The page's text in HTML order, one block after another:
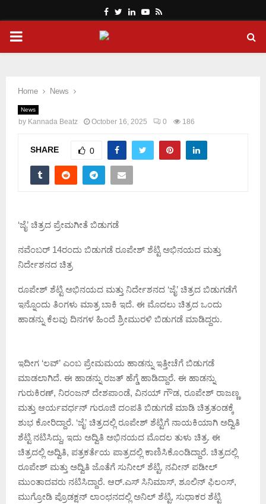
Facebook
Twitter
LinkedinYoutube
Rss
PRIMARY
Home News
News
by Kannada Beatz October 16, 2025 0 186
SHARE 0
‘ಜೈ’ ಚಿತ್ರದ ಪ್ರೇಮಗೀತೆ ಬಿಡುಗಡೆ
ನವೆಂಬರ್ 14ರಂದು ಬಿಡುಗಡೆ ರೂಪೇಶ್‍ ಶೆಟ್ಟಿ ಅಭಿನಯದ ಮತ್ತು
ನಿರ್ದೇಶನದ ಚಿತ್ರ
ರೂಪೇಶ್‍ ಶೆಟ್ಟಿ ಅಭಿನಯದ ಮತ್ತು ನಿರ್ದೇಶನದ ‘ಜೈ’ ಚಿತ್ರದ ಬಿಡುಗಡೆಗೆ
ಇನ್ನೊಂದು ತಿಂಗಳು ಮಾತ್ರ ಬಾಕಿ ಇದೆ. ಈ ಮೊದಲು ಚಿತ್ರದ ಒಂದು
ಹಾಡನ್ನು ಕೆಲವು ದಿನಗಳ ಹಿಂದೆ ಶ್ರೀಮುರಳಿ ಬಿಡುಗಡೆ ಮಾಡಿದ್ದರು.
ಇದೀಗ ‘ಲವ್‍’ ಎಂಬ ಪ್ರೇಮಮಯ ಹಾಡನ್ನು ಇತ್ತೀಚೆಗೆ ಬಿಡುಗಡೆ
ಮಾಡಲಾಗಿದೆ. ಈ ಹಾಡನ್ನು ರಜತ್‍ ಹೆಗ್ಡೆ ಹಾಡಿದ್ದಾರೆ. ಈ ಹಾಡನ್ನು
ಗುರುಕಿರಣ್‍, ನಿರಂಜನ್ ದೇಶಪಾಂಡೆ, ವಿನಯ್ ಗೌಡ, ರೂಪೇಶ್ ರಾಜಣ್ಣ
ಮತ್ತು ಆರ್ಯವರ್ಧನ್ ಗುರೂಜಿ ದಂಪತಿ ಬಿಡುಗಡೆ ಮಾಡಿ ಚಿತ್ರತಂಡಕ್ಕೆ
ಶುಭ ಕೋರಿದ್ದಾರೆ. ‘ಜೈ’ ಚಿತ್ರದಲ್ಲಿ ರೂಪೇಶ್ ಶೆಟ್ಟಿಗೆ ನಾಯಕಿಯಾಗಿ ಅದ್ವಿತಿ
ಶೆಟ್ಟಿ ನಟಿಸಿದ್ದು, ಇದು ಅದ್ವಿತಿ ಅಭಿನಯದ ಮೊದಲ ತುಳು ಚಿತ್ರ. ಈ
ಚಿತ್ರದಲ್ಲಿ ಅದ್ವಿತಿ, ಪತ್ರಕರ್ತೆಯ ಪಾತ್ರದಲ್ಲಿ ಕಾಣಿಸಿಕೊಂಡಿದ್ದಾರೆ. ಚಿತ್ರದಲ್ಲಿ
ರೂಪೇಶ್‍ ಮತ್ತು ಅದ್ವಿತಿ ಜೊತೆಗೆ ಸುನೀಲ್‍ ಶೆಟ್ಟಿ, ನವೀನ್ ‍ಪಡೀಲ್‍
ಮುಂತಾದವರು ನಟಿಸಿದ್ದಾರೆ. ಆರ್.ಎಸ್ ಸಿನಿಮಾಸ್, ಶೂಲಿನ್ ಫಿಲಂಸ್,
ಮುಗ್ರೋಡಿ ಪ್ರೊಡಕ್ಷನ್ ಲಾಂಛನದಲ್ಲಿ ಅನಿಲ್ ಶೆಟ್ಟಿ, ಸುಧಾಕರ ಶೆಟ್ಟಿ